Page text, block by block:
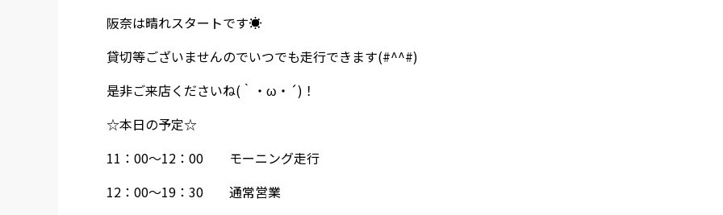
阪奈は晴れスタートです☀
貸切等ございませんのでいつでも走行できます(#^^#)
是非ご来店くださいね(｀・ω・´)！
☆本日の予定☆
11：00～12：00 モーニング走行
12：00～19：30 通常営業